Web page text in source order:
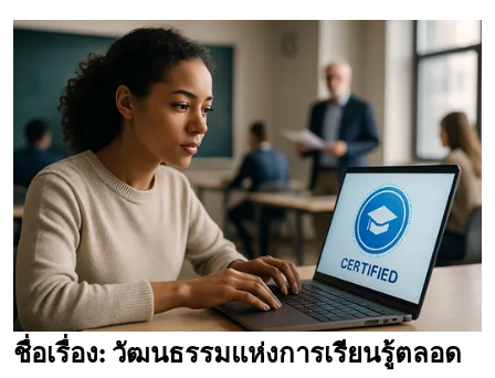
ชื่อเรื่อง: วัฒนธรรมแห่งการเรียนรู้ตลอด